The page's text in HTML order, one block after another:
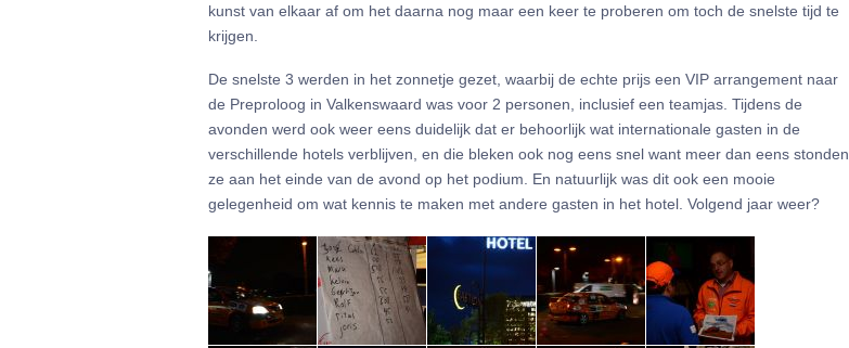
kunst van elkaar af om het daarna nog maar een keer te proberen om toch de snelste tijd te
krijgen.
De snelste 3 werden in het zonnetje gezet, waarbij de echte prijs een VIP arrangement naar
de Preproloog in Valkenswaard was voor 2 personen, inclusief een teamjas. Tijdens de
avonden werd ook weer eens duidelijk dat er behoorlijk wat internationale gasten in de
verschillende hotels verblijven, en die bleken ook nog eens snel want meer dan eens stonden
ze aan het einde van de avond op het podium. En natuurlijk was dit ook een mooie
gelegenheid om wat kennis te maken met andere gasten in het hotel. Volgend jaar weer?